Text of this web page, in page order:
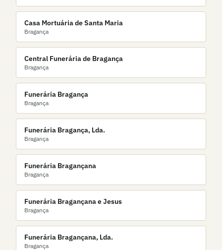
Casa Mortuária de Santa Maria
Bragança
Central Funerária de Bragança
Bragança
Funerária Bragança
Bragança
Funerária Bragança, Lda.
Bragança
Funerária Bragançana
Bragança
Funerária Bragançana e Jesus
Bragança
Funerária Bragançana, Lda.
Bragança